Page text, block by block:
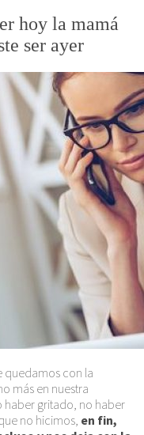
hoy la mamá
ser ayer
quedamos con la
más en nuestra
gritado, no haber
no hicimos, en fin,